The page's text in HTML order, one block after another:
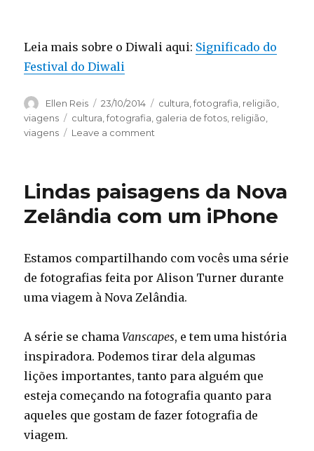
Leia mais sobre o Diwali aqui: Significado do
Festival do Diwali
Author
Ellen Reis
Posted
on
23/10/2014 Categories
cultura ,fotografia religião
viagens
Tags
cultura ,fotografia galeria de fotos religião
viagens
Leave a comment
das
ao
mundo
Lindas paisagens da Nova
Zelândia com um iPhone
Estamos compartilhando com vocês uma série
de fotografias feita por Alison Turner durante
uma viagem à Nova Zelândia.
A série se chamaVanscapes, e tem uma história
inspiradora. Podemos tirar dela algumas
lições importantes, tanto para alguém que
esteja começando na fotografia quanto para
aqueles que gostam de fazer fotografia de
viagem.